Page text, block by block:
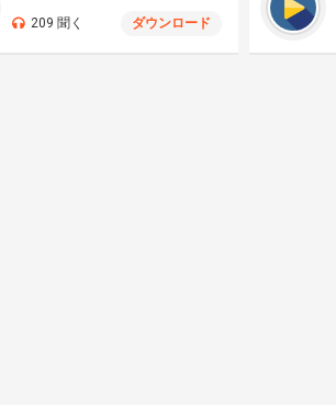
209 聞く ダウンロード